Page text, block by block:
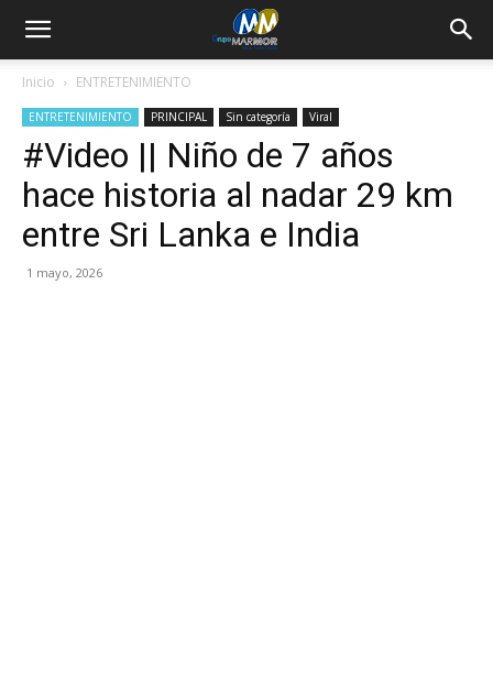
Inicio ENTRETENIMIENTO
ENTRETENIMIENTO PRINCIPAL Sin categoría Viral
#Video || Niño de 7 años
hace historia al nadar 29 km
entre Sri Lanka e India
1 mayo, 2026